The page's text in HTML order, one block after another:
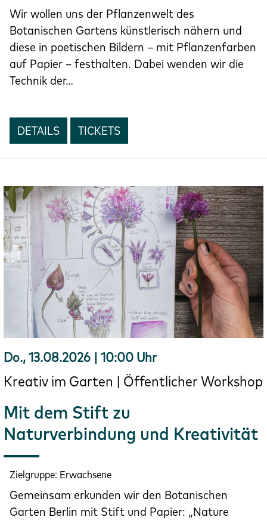
Wir wollen uns der Pflanzenwelt des
Botanischen Gartens künstlerisch nähern und
diese in poetischen Bildern – mit Pflanzenfarben
auf Papier – festhalten. Dabei wenden wir die
Technik der…
DETAILS TICKETS
Do., 13.08.2026 | 10:00 Uhr
Kreativ im Garten | Öffentlicher Workshop
Mit dem Stift zu
Naturverbindung und Kreativität
Zielgruppe: Erwachsene
Gemeinsam erkunden wir den Botanischen
Garten Berlin mit Stift und Papier: „Nature